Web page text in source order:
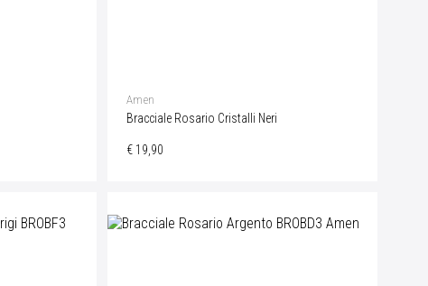
Amen
Bracciale Rosario Cristalli Neri
€ 19,90